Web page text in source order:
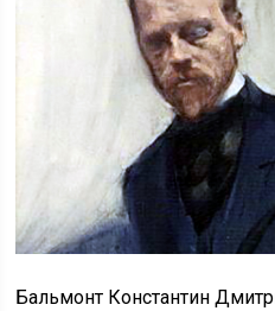
Бальмонт Константин